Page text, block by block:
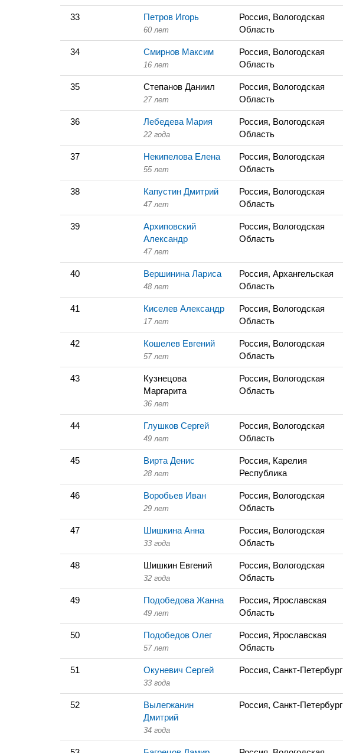
33 Петров Игорь
60 лет
Россия, Вологодская
Область
34 Смирнов Максим
16 лет
Россия, Вологодская
Область
35 Степанов Даниил
27 лет
Россия, Вологодская
Область
36 Лебедева Мария
22 года
Россия, Вологодская
Область
37 Некипелова Елена
55 лет
Россия, Вологодская
Область
38 Капустин Дмитрий
47 лет
Россия, Вологодская
Область
39
Архиповский
Александр
47 лет
Россия, Вологодская
Область
40 Вершинина Лариса
48 лет
Россия, Архангельская
Область
41 Киселев Александр
17 лет
Россия, Вологодская
Область
42 Кошелев Евгений
57 лет
Россия, Вологодская
Область
43
Кузнецова
Маргарита
36 лет
Россия, Вологодская
Область
44 Глушков Сергей
49 лет
Россия, Вологодская
Область
45 Вирта Денис
28 лет
Россия, Карелия
Республика
46 Воробьев Иван
29 лет
Россия, Вологодская
Область
47 Шишкина Анна
33 года
Россия, Вологодская
Область
48 Шишкин Евгений
32 года
Россия, Вологодская
Область
49 Подобедова Жанна
49 лет
Россия, Ярославская
Область
50 Подобедов Олег
57 лет
Россия, Ярославская
Область
51 Окуневич Сергей
33 года
Россия, Санкт-Петербург
52
Вылегжанин
Дмитрий
34 года
Россия, Санкт-Петербург